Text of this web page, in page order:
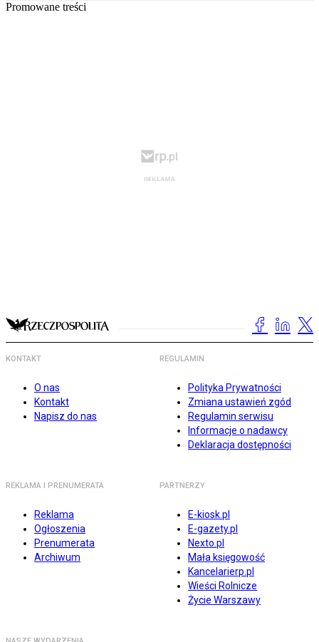
Promowane treści
KONTAKT
O nas
Kontakt
Napisz do nas
REGULAMIN
Polityka Prywatności
Zmiana ustawień zgód
Regulamin serwisu
Informacje o nadawcy
Deklaracja dostępności
REKLAMA I PRENUMERATA
Reklama
Ogłoszenia
Prenumerata
Archiwum
PARTNERZY
E-kiosk.pl
E-gazety.pl
Nexto.pl
Mała księgowość
Kancelarierp.pl
Wieści Rolnicze
Życie Warszawy